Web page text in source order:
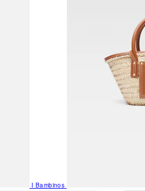
I Bambinos